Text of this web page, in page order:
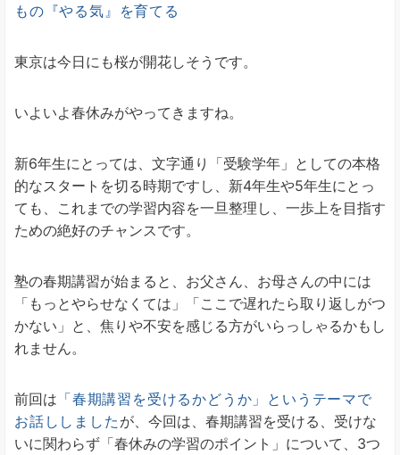
もの『やる気』を育てる
東京は今日にも桜が開花しそうです。
いよいよ春休みがやってきますね。
新6年生にとっては、文字通り「受験学年」としての本格
的なスタートを切る時期ですし、新4年生や5年生にとっ
ても、これまでの学習内容を一旦整理し、一歩上を目指す
ための絶好のチャンスです。
塾の春期講習が始まると、お父さん、お母さんの中には
「もっとやらせなくては」「ここで遅れたら取り返しがつ
かない」と、焦りや不安を感じる方がいらっしゃるかもし
れません。
前回は 「春期講習を受けるかどうか」というテーマで
お話ししました が、今回は、春期講習を受ける、受けな
いに関わらず「春休みの学習のポイント」について、3つ